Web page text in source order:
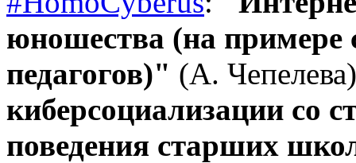
юношества (на примере
педагогов)" (А.
киберсоциализации со
поведения старших